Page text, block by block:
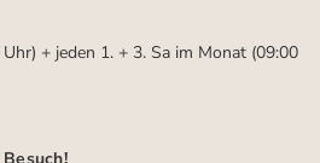
+ jeden 1. + 3. Sa im Monat (09:00